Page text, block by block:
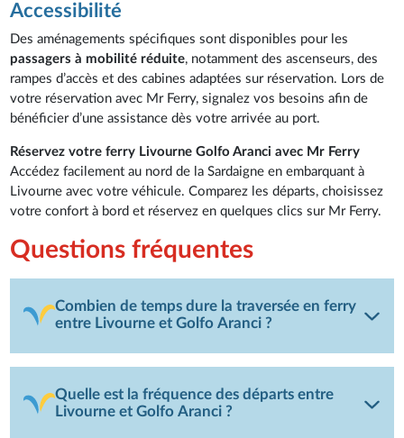
Accessibilité
Des aménagements spécifiques sont disponibles pour les
passagers à mobilité réduite, notamment des ascenseurs, des
rampes d’accès et des cabines adaptées sur réservation. Lors de
votre réservation avec Mr Ferry, signalez vos besoins afin de
bénéficier d’une assistance dès votre arrivée au port.
Réservez votre ferry Livourne Golfo Aranci avec Mr Ferry
Accédez facilement au nord de la Sardaigne en embarquant à
Livourne avec votre véhicule. Comparez les départs, choisissez
votre confort à bord et réservez en quelques clics sur Mr Ferry.
Questions fréquentes
Combien de temps dure la traversée en ferry
entre Livourne et Golfo Aranci ?
Quelle est la fréquence des départs entre
Livourne et Golfo Aranci ?